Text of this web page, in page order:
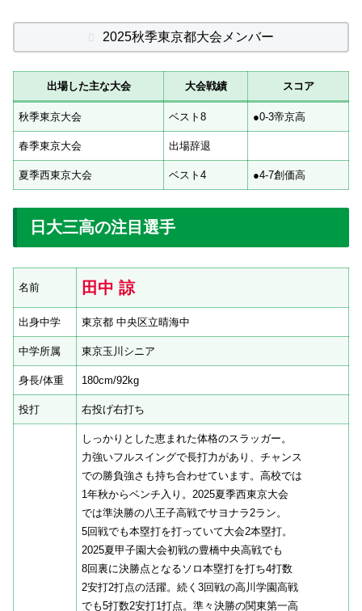
2025秋季東京都大会メンバー
出場した主な大会 大会戦績 スコア
秋季東京大会 ベスト8 ●0-3帝京高
春季東京大会 出場辞退
夏季西東京大会 ベスト4 ●4-7創価高
日大三高の注目選手
名前 田中 諒
出身中学 東京都 中央区立晴海中
中学所属 東京玉川シニア
身長/体重 180cm/92kg
投打 右投げ右打ち
しっかりとした恵まれた体格のスラッガー。
力強いフルスイングで長打力があり、チャンス
での勝負強さも持ち合わせています。高校では
1年秋からベンチ入り。2025夏季西東京大会
では準決勝の八王子高戦でサヨナラ2ラン。
5回戦でも本塁打を打っていて大会2本塁打。
2025夏甲子園大会初戦の豊橋中央高戦でも
8回裏に決勝点となるソロ本塁打を打ち4打数
2安打2打点の活躍。続く3回戦の高川学園高戦
でも5打数2安打1打点。準々決勝の関東第一高